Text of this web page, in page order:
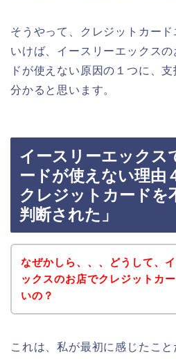
そうやって、クレジットカー
いけば、イースリーエックス
ドが使えない原因の１つに、
分かると思います。
イースリーエックス
ードが使えない理由
クレジットカードを
判断された」
なぜかしら、、、どうして、
ックスのお店でクレジットカ
いの？
これは、私が最初に感じたこ